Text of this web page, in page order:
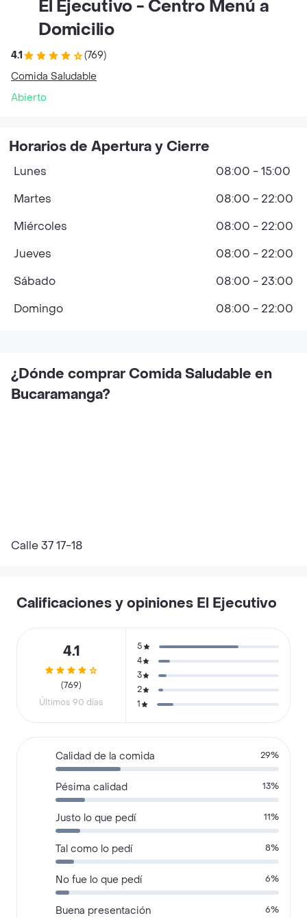
El Ejecutivo - Centro Menú a
Domicilio
4.1
(769)
Comida Saludable
Abierto
¿Dónde comprar Comida Saludable en
Bucaramanga?
Calle 37 17-18
Horarios de Apertura y Cierre
Lunes
08:00 - 15:00
Martes
08:00 - 22:00
Miércoles
08:00 - 22:00
Jueves
08:00 - 22:00
Sábado
08:00 - 23:00
Domingo
08:00 - 22:00
Calificaciones y opiniones El Ejecutivo
4.1
(769)
Últimos 90 días
5
4
3
2
1
Calidad de la comida 29%
Pésima calidad 13%
Justo lo que pedí 11%
Tal como lo pedí 8%
No fue lo que pedí 6%
Buena presentación 6%